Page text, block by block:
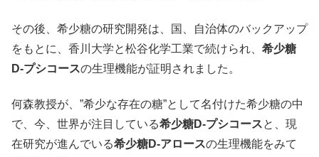
その後、希少糖の研究開発は、国、自治体のバックアップ
をもとに、香川大学と松谷化学工業で続けられ、 希少糖
D-プシコースの生理機能が証明されました。
何森教授が、”希少な存在の糖”として名付けた希少糖の中
で、今、世界が注目している希少糖D-プシコースと、現
在研究が進んでいる希少糖D-アロースの生理機能をみて